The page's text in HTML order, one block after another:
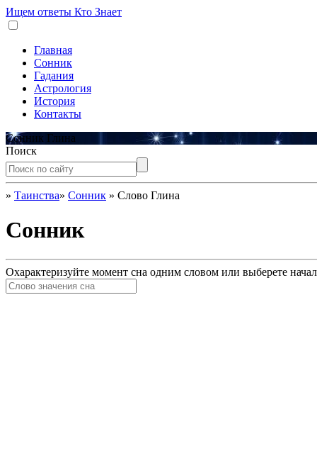
Ищем ответы Кто Знает
Главная
Сонник
Гадания
Астрология
История
Контакты
Сонник Глина
Поиск
» Таинства» Сонник » Слово Глина
Сонник
Охарактеризуйте момент сна одним словом или выберете